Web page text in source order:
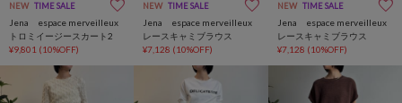
NEW TIME SALE
Jena espace merveilleux
トロミイージースカート2
¥9,801 (10%OFF)
NEW TIME SALE
Jena espace merveilleux
レースキャミブラウス
¥7,128 (10%OFF)
NEW TIME SALE
Jena espace merveilleux
レースキャミブラウス
¥7,128 (10%OFF)